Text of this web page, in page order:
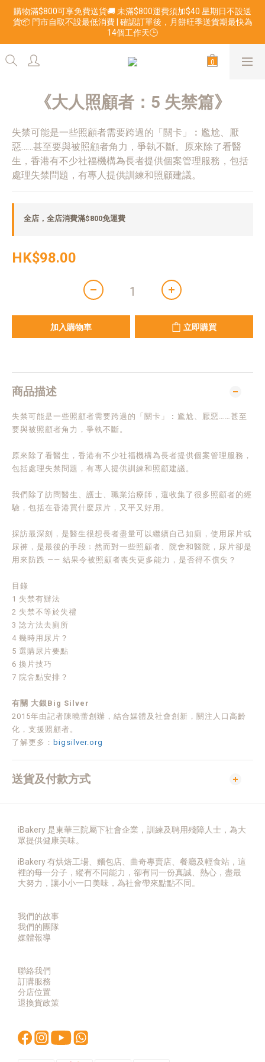
購物滿$800可享免費送貨🚚 未滿$800運費須加$40 星期日不設送
貨📦 門市自取不設最低消費 | 確認訂單後，月餅旺季送貨期最快為
14個工作天🕒
《大人照顧者：5 失禁篇》
失禁可能是一些照顧者需要跨過的「關卡」︰尷尬、厭
惡……甚至要與被照顧者角力，爭執不斷。原來除了看醫
生，香港有不少社福機構為長者提供個案管理服務，包括
處理失禁問題，有專人提供訓練和照顧建議。
全店，全店消費滿$800免運費
HK$98.00
加入購物車 立即購買
商品描述
失禁可能是一些照顧者需要跨過的「關卡」︰尷尬、厭惡……甚至
要與被照顧者角力，爭執不斷。
原來除了看醫生，香港有不少社福機構為長者提供個案管理服務，
包括處理失禁問題，有專人提供訓練和照顧建議。
我們除了訪問醫生、護士、職業治療師，還收集了很多照顧者的經
驗，包括在香港買什麼尿片，又平又好用。
採訪最深刻，是醫生很想長者盡量可以繼續自己如廁，使用尿片或
尿褲，是最後的手段﹔然而對一些照顧者、院舍和醫院，尿片卻是
用來防跌 —— 結果令被照顧者喪失更多能力，是否得不償失？
目錄
1 失禁有辦法
2 失禁不等於失禮
3 諗方法去廁所
4 幾時用尿片？
5 選購尿片要點
6 換片技巧
7 院舍點安排？
有關 大銀Big Silver
2015年由記者陳曉蕾創辦，結合媒體及社會創新，關注人口高齡
化，支援照顧者。
了解更多： bigsilver.org
送貨及付款方式
iBakery 是東華三院屬下社會企業，訓練及聘用殘障人士，為大
眾提供健康美味。
iBakery 有烘焙工場、麵包店、曲奇專賣店、餐廳及輕食站，這
裡的每一分子，縱有不同能力，卻有同一份真誠、熱心，盡最
大努力，讓小小一口美味，為社會帶來點點不同。
我們的故事
我們的團隊
媒體報導
聯絡我們
訂購服務
分店位置
退換貨政策